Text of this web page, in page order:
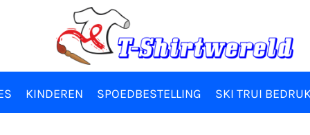
KINDEREN SPOEDBESTELLING SKI TRUI